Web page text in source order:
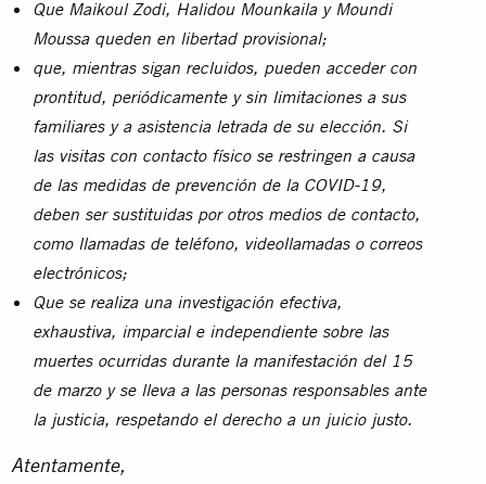
Que Maikoul Zodi, Halidou Mounkaila y Moundi
Moussa queden en libertad provisional;
que, mientras sigan recluidos, pueden acceder con
prontitud, periódicamente y sin limitaciones a sus
familiares y a asistencia letrada de su elección. Si
las visitas con contacto físico se restringen a causa
de las medidas de prevención de la COVID-19,
deben ser sustituidas por otros medios de contacto,
como llamadas de teléfono, videollamadas o correos
electrónicos;
Que se realiza una investigación efectiva,
exhaustiva, imparcial e independiente sobre las
muertes ocurridas durante la manifestación del 15
de marzo y se lleva a las personas responsables ante
la justicia, respetando el derecho a un juicio justo.
Atentamente,